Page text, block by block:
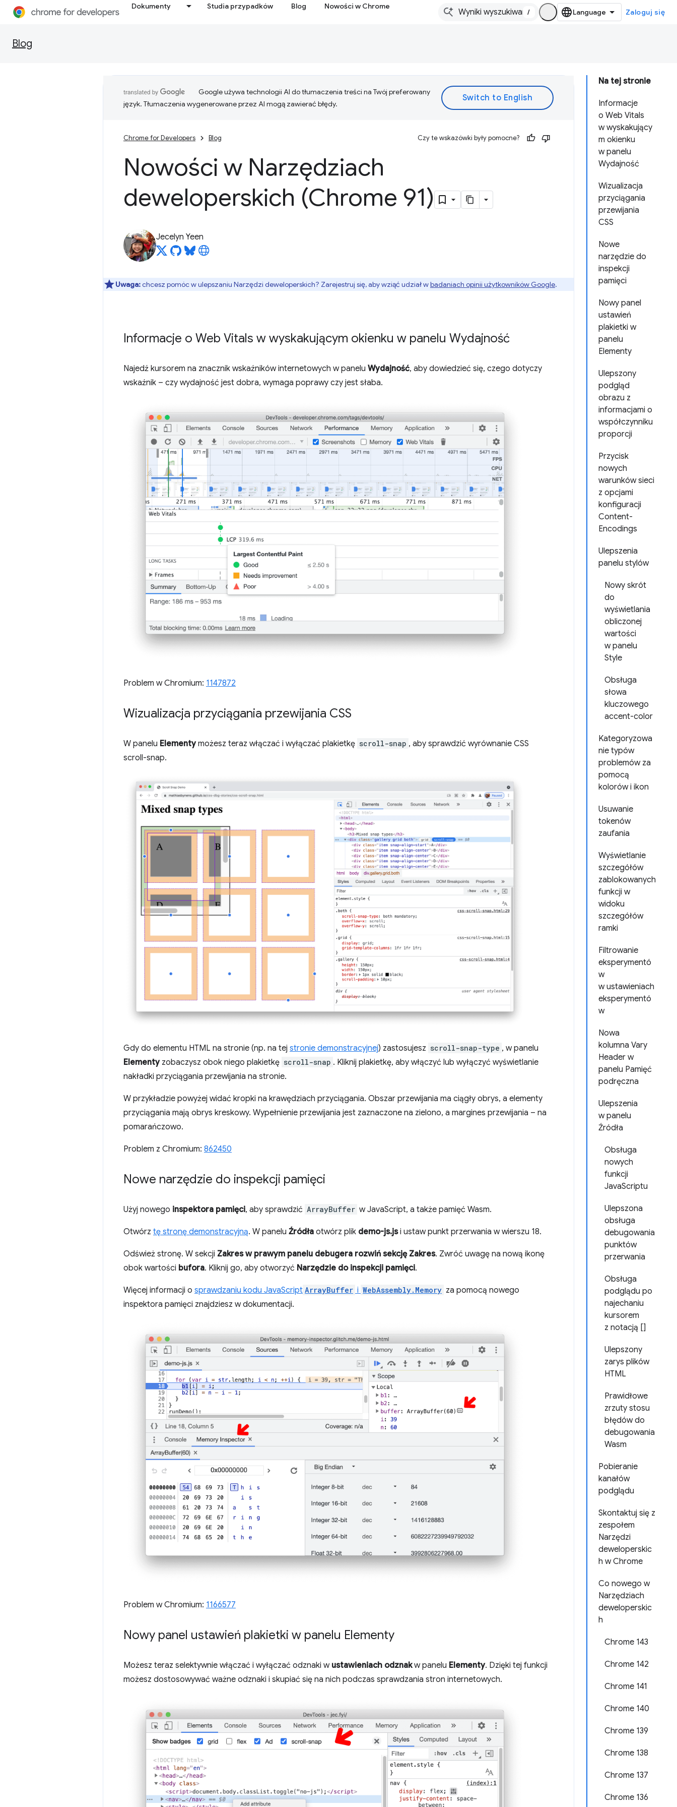
Dokumenty Studia przypadków Blog Nowości w Chrome
/ Zaloguj się
Blog
Na tej stronie
Informacje
o Web Vitals
w wyskakujący
m okienku
w panelu
Wydajność
Wizualizacja
przyciągania
przewijania
CSS
Nowe
narzędzie do
inspekcji
pamięci
Nowy panel
ustawień
plakietki w
panelu
Elementy
Ulepszony
podgląd
obrazu z
informacjami o
współczynniku
proporcji
Przycisk
nowych
warunków sieci
z opcjami
konfiguracji
Content-
Encodings
Ulepszenia
panelu stylów
Nowy skrót
do
wyświetlania
obliczonej
wartości
w panelu
Style
Obsługa
słowa
kluczowego
accent-color
Kategoryzowa
nie typów
problemów za
pomocą
kolorów i ikon
Usuwanie
tokenów
zaufania
Wyświetlanie
szczegółów
zablokowanych
funkcji w
widoku
szczegółów
ramki
Filtrowanie
eksperymentó
w
w ustawieniach
eksperymentó
w
Nowa
kolumna Vary
Header w
panelu Pamięć
podręczna
Ulepszenia
w panelu
Źródła
Obsługa
nowych
funkcji
JavaScriptu
Ulepszona
obsługa
debugowania
punktów
przerwania
Obsługa
podglądu po
najechaniu
kursorem
z notacją []
Ulepszony
zarys plików
HTML
Prawidłowe
zrzuty stosu
błędów do
debugowania
Wasm
Pobieranie
kanałów
podglądu
Skontaktuj się z
zespołem
Narzędzi
deweloperskic
h w Chrome
Co nowego w
Narzędziach
deweloperskic
h
Chrome 143
Chrome 142
Chrome 141
Chrome 140
Chrome 139
Chrome 138
Chrome 137
Chrome 136
Google używa technologii AI do tłumaczenia treści na Twój preferowany
język. Tłumaczenia wygenerowane przez AI mogą zawierać błędy.
Chrome for Developers Blog Czy te wskazówki były pomocne?
Nowości w Narzędziach
deweloperskich (Chrome 91)
Jecelyn Yeen
Uwaga:chcesz pomóc w ulepszaniu Narzędzi deweloperskich? Zarejestruj się, aby wziąć udział wbadaniach opinii użytkowników Google.
Informacje o Web Vitals w wyskakującym okienku w panelu Wydajność
Najedź kursorem na znacznik wskaźników internetowych w panelu Wydajność, aby dowiedzieć się, czego dotyczy
wskaźnik – czy wydajność jest dobra, wymaga poprawy czy jest słaba.
Problem w Chromium: 1147872
Wizualizacja przyciągania przewijania CSS
W panelu Elementymożesz teraz włączać i wyłączać plakietkę scroll-snap , aby sprawdzić wyrównanie CSS
scroll-snap.
Gdy do elementu HTML na stronie (np. na tej stronie demonstracyjnej) zastosujesz scroll-snap-type , w panelu
Elementyzobaczysz obok niego plakietkę scroll-snap . Kliknij plakietkę, aby włączyć lub wyłączyć wyświetlanie
nakładki przyciągania przewijania na stronie.
W przykładzie powyżej widać kropki na krawędziach przyciągania. Obszar przewijania ma ciągły obrys, a elementy
przyciągania mają obrys kreskowy. Wypełnienie przewijania jest zaznaczone na zielono, a margines przewijania – na
pomarańczowo.
Problem z Chromium: 862450
Nowe narzędzie do inspekcji pamięci
Użyj nowego inspektora pamięci, aby sprawdzić ArrayBuffer w JavaScript, a także pamięć Wasm.
Otwórz tę stronę demonstracyjną. W panelu Źródła otwórz plik demo-js.jsi ustaw punkt przerwania w wierszu 18.
Odśwież stronę. W sekcji Zakres w prawym panelu debugera rozwiń sekcję Zakres. Zwróć uwagę na nową ikonę
obok wartości bufora. Kliknij go, aby otworzyć Narzędzie do inspekcji pamięci.
Więcej informacji o sprawdzaniu kodu JavaScript ArrayBuffer i WebAssembly.Memory za pomocą nowego
inspektora pamięci znajdziesz w dokumentacji.
Problem w Chromium: 1166577
Nowy panel ustawień plakietki w panelu Elementy
Możesz teraz selektywnie włączać i wyłączać odznaki w ustawieniach odznakw panelu Elementy. Dzięki tej funkcji
możesz dostosowywać ważne odznaki i skupiać się na nich podczas sprawdzania stron internetowych.